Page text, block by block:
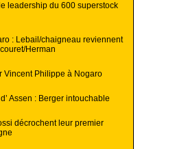
leadership du 600 superstock
: Lebail/chaigneau reviennent
Herman
Vincent Philippe à Nogaro
Assen : Berger intouchable
décrochent leur premier